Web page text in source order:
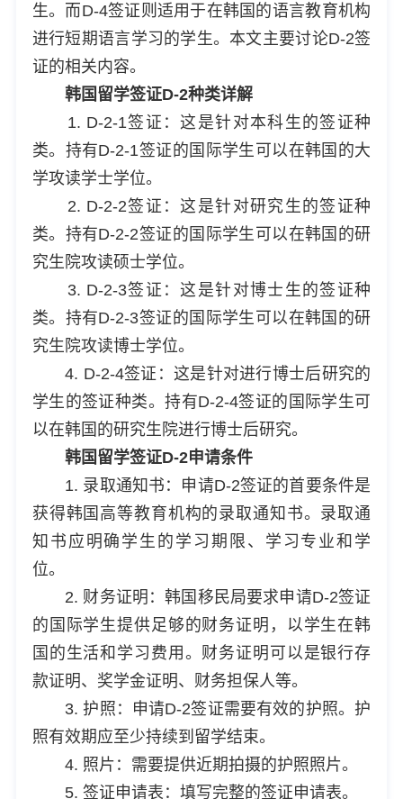
生。而D-4签证则适用于在韩国的语言教育机构
进行短期语言学习的学生。本文主要讨论D-2签
证的相关内容。
韩国留学签证D-2种类详解
1. D-2-1签证：这是针对本科生的签证种
类。持有D-2-1签证的国际学生可以在韩国的大
学攻读学士学位。
2. D-2-2签证：这是针对研究生的签证种
类。持有D-2-2签证的国际学生可以在韩国的研
究生院攻读硕士学位。
3. D-2-3签证：这是针对博士生的签证种
类。持有D-2-3签证的国际学生可以在韩国的研
究生院攻读博士学位。
4. D-2-4签证：这是针对进行博士后研究的
学生的签证种类。持有D-2-4签证的国际学生可
以在韩国的研究生院进行博士后研究。
韩国留学签证D-2申请条件
1. 录取通知书：申请D-2签证的首要条件是
获得韩国高等教育机构的录取通知书。录取通
知书应明确学生的学习期限、学习专业和学
位。
2. 财务证明：韩国移民局要求申请D-2签证
的国际学生提供足够的财务证明，以学生在韩
国的生活和学习费用。财务证明可以是银行存
款证明、奖学金证明、财务担保人等。
3. 护照：申请D-2签证需要有效的护照。护
照有效期应至少持续到留学结束。
4. 照片：需要提供近期拍摄的护照照片。
5. 签证申请表：填写完整的签证申请表。